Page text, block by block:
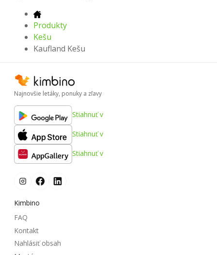
Produkty
Kešu
Kaufland Kešu
Najnovšie letáky, ponuky a zľavy
Stiahnuť v
Stiahnuť v
Stiahnuť v
Kimbino
FAQ
Kontakt
Nahlásiť obsah